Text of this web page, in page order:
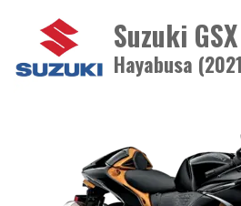
Suzuki
Hayabusa